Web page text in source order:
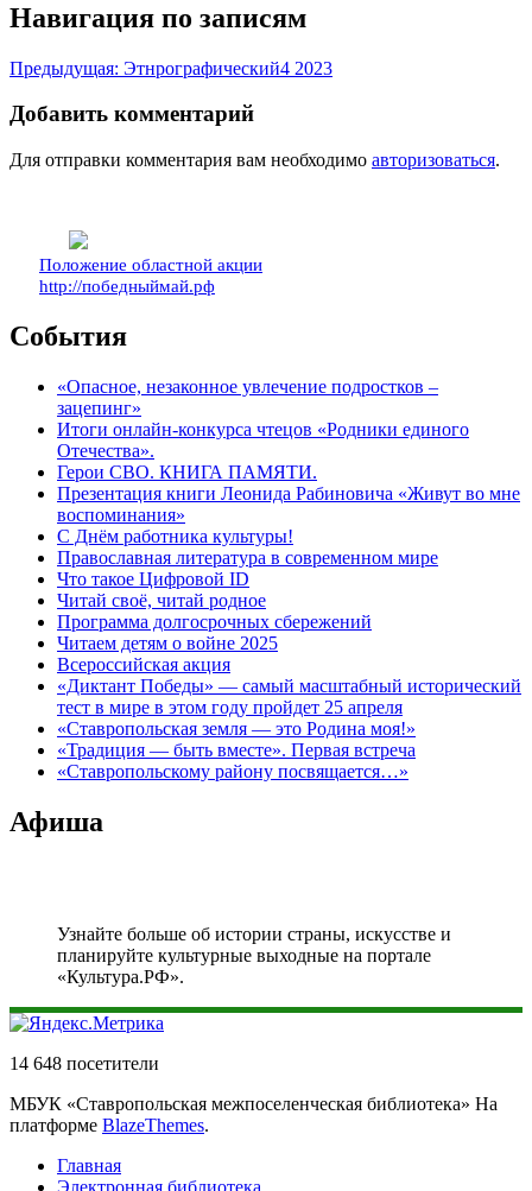
Навигация по записям
Предыдущая: Этнрографический4 2023
Добавить комментарий
Для отправки комментария вам необходимо авторизоваться.
Положение областной акции
http://победныймай.рф
События
«Опасное, незаконное увлечение подростков –
зацепинг»
Итоги онлайн-конкурса чтецов «Родники единого
Отечества».
Герои СВО. КНИГА ПАМЯТИ.
Презентация книги Леонида Рабиновича «Живут во мне
воспоминания»
С Днём работника культуры!
Православная литература в современном мире
Что такое Цифровой ID
Читай своё, читай родное
Программа долгосрочных сбережений
Читаем детям о войне 2025
Всероссийская акция
«Диктант Победы» — самый масштабный исторический
тест в мире в этом году пройдет 25 апреля
«Ставропольская земля — это Родина моя!»
«Традиция — быть вместе». Первая встреча
«Ставропольскому району посвящается…»
Афиша
Узнайте больше об истории страны, искусстве и
планируйте культурные выходные на портале
«Культура.РФ».
14 648 посетители
МБУК «Ставропольская межпоселенческая библиотека» На
платформе BlazeThemes.
Главная
Электронная библиотека